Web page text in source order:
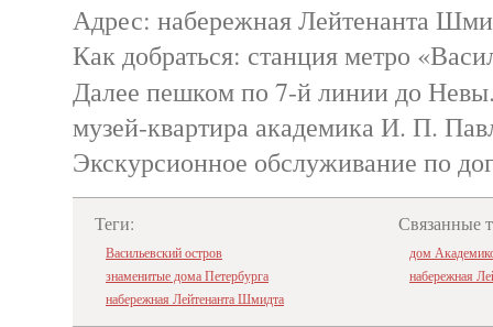
Адрес: набережная Лейтенанта
Как добраться: станция метро
Далее пешком по 7-й линии до
музей-квартира академика И. П.
Экскурсионное обслуживание по
Теги:
Васильевский остров
знаменитые дома Петербурга
набережная Лейтенанта Шмидта
Связанные
дом
набережная